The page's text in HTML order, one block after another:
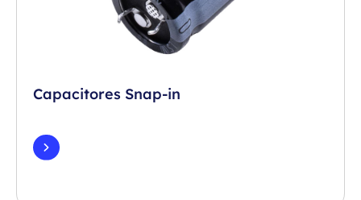
Capacitores Snap-in